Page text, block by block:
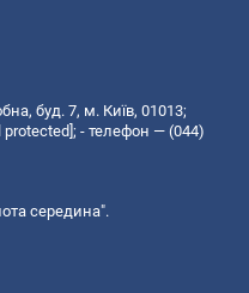
буд. 7, м. Київ, 01013;
protected]; - телефон — (044)
середина".